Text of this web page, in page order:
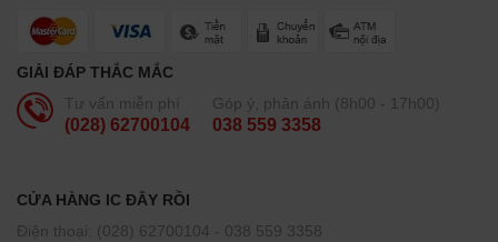
GIẢI ĐÁP THẮC MẮC
Tư vấn miễn phí
(028) 62700104
Góp ý, phản ánh (8h00 - 17h00)
038 559 3358
CỬA HÀNG IC ĐÂY RỒI
Điện thoại: (028) 62700104 - 038 559 3358